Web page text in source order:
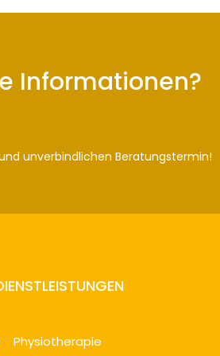
Informationen?
unverbindlichen Beratungstermin!
Physiotherapie